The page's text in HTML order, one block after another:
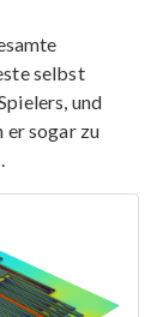
selbst
und
er sogar zu